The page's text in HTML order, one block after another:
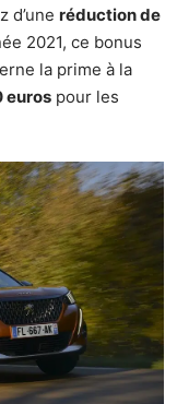
d’une réduction de
2021, ce bonus
la prime à la
euros pour les